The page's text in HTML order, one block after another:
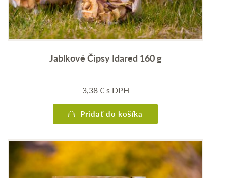
Jablkové Čipsy Idared 160 g
3,38€s DPH
Pridať do košíka